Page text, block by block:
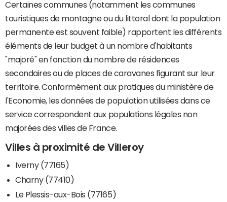
Certaines communes (notamment les communes
touristiques de montagne ou du littoral dont la population
permanente est souvent faible) rapportent les différents
éléments de leur budget à un nombre d'habitants
"majoré" en fonction du nombre de résidences
secondaires ou de places de caravanes figurant sur leur
territoire. Conformément aux pratiques du ministère de
l'Economie, les données de population utilisées dans ce
service correspondent aux populations légales non
majorées des villes de France.
Villes à proximité de Villeroy
Iverny (77165)
Charny (77410)
Le Plessis-aux-Bois (77165)